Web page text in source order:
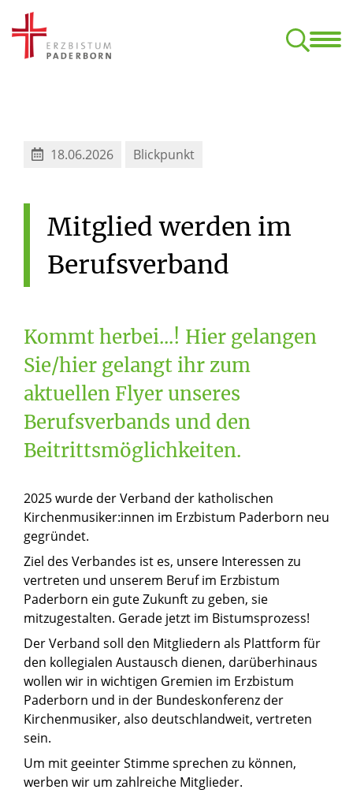
18.06.2026 Blickpunkt
Mitglied werden im
Berufsverband
Kommt herbei...! Hier gelangen
Sie/hier gelangt ihr zum
aktuellen Flyer unseres
Berufsverbands und den
Beitrittsmöglichkeiten.
2025 wurde der Verband der katholischen
Kirchenmusiker:innen im Erzbistum Paderborn neu
gegründet.
Ziel des Verbandes ist es, unsere Interessen zu
vertreten und unserem Beruf im Erzbistum
Paderborn ein gute Zukunft zu geben, sie
mitzugestalten. Gerade jetzt im Bistumsprozess!
Der Verband soll den Mitgliedern als Plattform für
den kollegialen Austausch dienen, darüberhinaus
wollen wir in wichtigen Gremien im Erzbistum
Paderborn und in der Bundeskonferenz der
Kirchenmusiker, also deutschlandweit, vertreten
sein.
Um mit geeinter Stimme sprechen zu können,
werben wir um zahlreiche Mitglieder.